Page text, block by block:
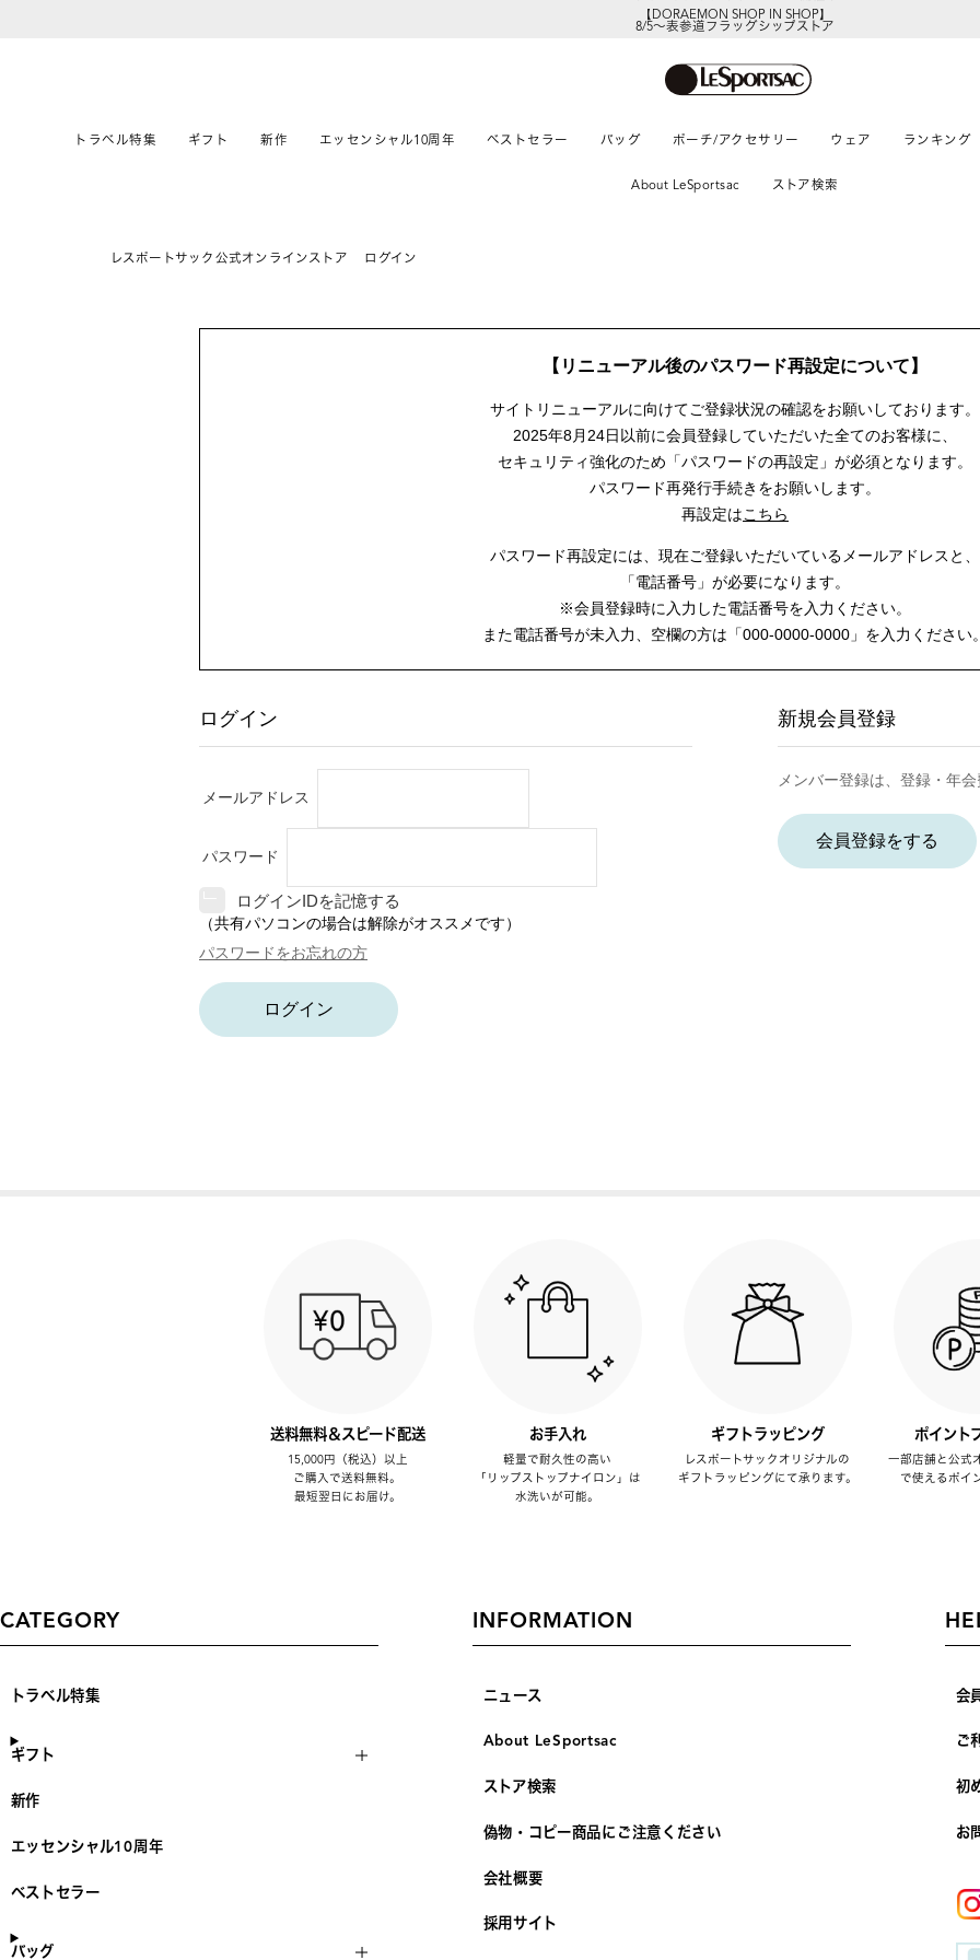
【DORAEMON SHOP IN SHOP】
8/5～表参道フラッグシップストア
トラベル特集 ギフト 新作 エッセンシャル10周年 ベストセラー バッグ ポーチ/アクセサリー ウェア ランキング
About LeSportsac ストア検索
レスポートサック公式オンラインストア ログイン
【リニューアル後のパスワード再設定について】
サイトリニューアルに向けてご登録状況の確認をお願いしております。
2025年8月24日以前に会員登録していただいた全てのお客様に、
セキュリティ強化のため「パスワードの再設定」が必須となります。
パスワード再発行手続きをお願いします。
再設定はこちら
パスワード再設定には、 現在ご登録いただいているメールアドレスと、
「電話番号」が必要になります。
※会員登録時に入力した電話番号を入力ください。
また電話番号が未入力、空欄の方は 「000-0000-0000」を入力ください。
ログイン
メールアドレス
パスワード
ログインIDを記憶する
（共有パソコンの場合は解除がオススメです）
パスワードをお忘れの方
ログイン
新規会員登録
メンバー登録は、登録・年会
会員登録をする
送料無料＆スピード配送
15,000円（税込）以上
ご購入で送料無料。
最短翌日にお届け。
お手入れ
軽量で耐久性の高い
「リップストップナイロン」は
水洗いが可能。
ギフトラッピング
レスポートサックオリジナルの
ギフトラッピングにて承ります。
ポイント
一部店舗と公式
で使えるポイ
CATEGORY
トラベル特集
ギフト
新作
エッセンシャル10周年
ベストセラー
バッグ
INFORMATION
ニュース
About LeSportsac
ストア検索
偽物・コピー商品にご注意ください
会社概要
採用サイト
会
ご
初
お